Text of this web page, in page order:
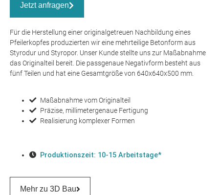
Jetzt anfragen
Für die Herstellung einer originalgetreuen Nachbildung eines
Pfeilerkopfes produzierten wir eine mehrteilige Betonform aus
Styrodur und Styropor. Unser Kunde stellte uns zur Maßabnahme
das Originalteil bereit. Die passgenaue Negativform besteht aus
fünf Teilen und hat eine Gesamtgröße von 640x640x500 mm.
Maßabnahme vom Originalteil
Präzise, millimetergenaue Fertigung
Realisierung komplexer Formen
Produktionszeit: 10-15 Arbeitstage*
Mehr zu 3D Bau